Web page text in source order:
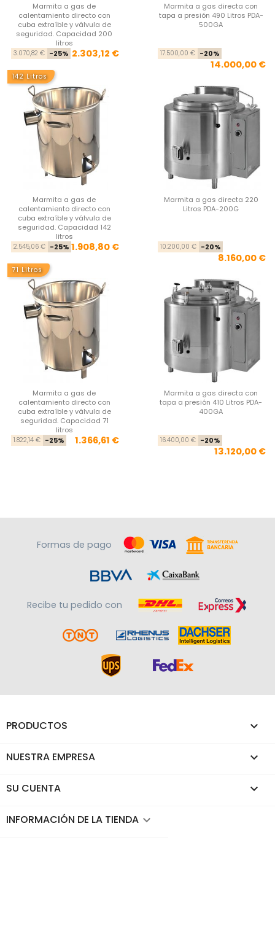
Marmita a gas de
calentamiento directo con
cuba extraíble y válvula de
seguridad. Capacidad 200
litros
Precio base
3.070,82 € -25% Precio
2.303,12 €
Marmita a gas directa con
tapa a presión 490 Litros PDA-
500GA
17.500,00 € -20%
14.000,00 €
142 Litros
Marmita a gas de
calentamiento directo con
cuba extraíble y válvula de
seguridad. Capacidad 142
litros
Precio base
2.545,06 € -25% Precio
1.908,80 €
Marmita a gas directa 220
Litros PDA-200G
10.200,00 € -20%
8.160,00 €
71 Litros
Marmita a gas de
calentamiento directo con
cuba extraíble y válvula de
seguridad. Capacidad 71
litros
Precio base
1.822,14 € -25% Precio
1.366,61 €
Marmita a gas directa con
tapa a presión 410 Litros PDA-
400GA
16.400,00 € -20%
13.120,00 €
Formas de pago
Recibe tu pedido con
PRODUCTOS 
NUESTRA EMPRESA 
SU CUENTA 
INFORMACIÓN DE LA TIENDA keyboard_arrow_down